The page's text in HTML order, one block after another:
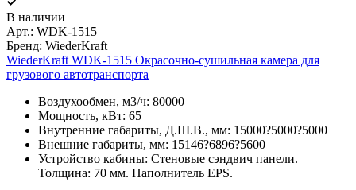
В наличии
Арт.: WDK-1515
Бренд: WiederKraft
WiederKraft WDK-1515 Окрасочно-сушильная камера для
грузового автотранспорта
Воздухообмен, м3/ч: 80000
Мощность, кВт: 65
Внутренние габариты, Д.Ш.В., мм: 15000?5000?5000
Внешние габариты, мм: 15146?6896?5600
Устройство кабины: Стеновые сэндвич панели.
Толщина: 70 мм. Наполнитель EPS.